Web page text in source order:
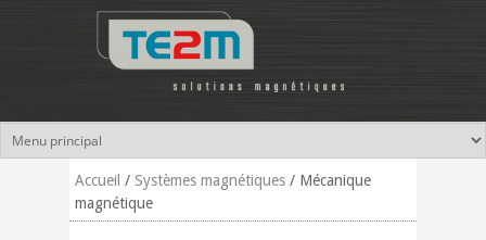
Aller au contenu principal
Accueil / Systèmes magnétiques / Mécanique
magnétique